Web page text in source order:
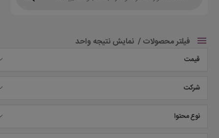
فیلتر محصولات نمایش نتیجه واحد
قیمت
شرکت
نوع محتوا